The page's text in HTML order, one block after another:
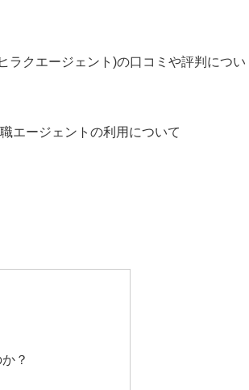
ラクエージェント)の口コミや評判につい
エージェントの利用について
？